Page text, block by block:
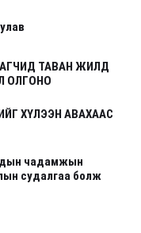
ТАВАН ЖИЛД
ОЛГОНО
ХҮЛЭЭН АВАХААС
чадамжын
судалгаа болж